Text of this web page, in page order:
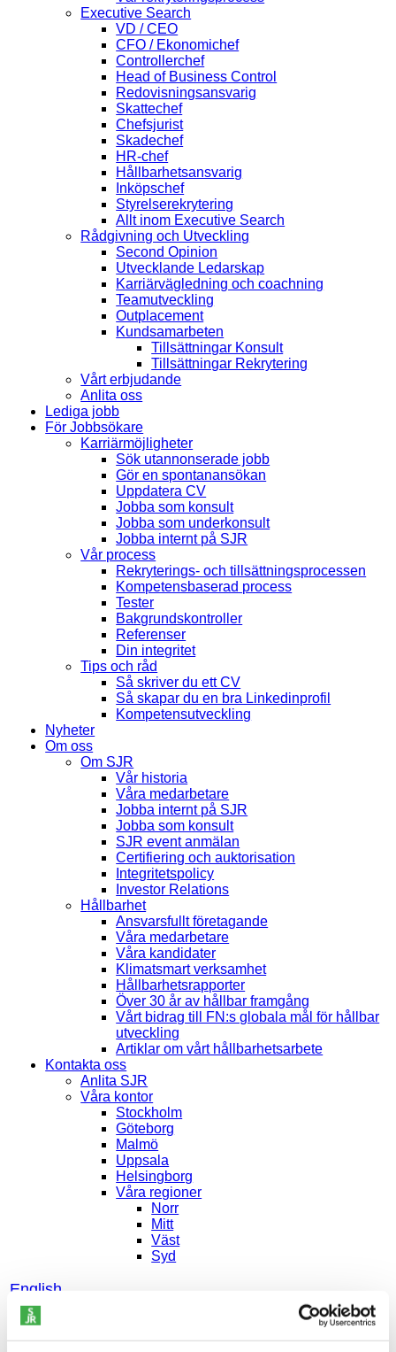
Executive Search
VD / CEO
CFO / Ekonomichef
Controllerchef
Head of Business Control
Redovisningsansvarig
Skattechef
Chefsjurist
Skadechef
HR-chef
Hållbarhetsansvarig
Inköpschef
Styrelserekrytering
Allt inom Executive Search
Rådgivning och Utveckling
Second Opinion
Utvecklande Ledarskap
Karriärvägledning och coachning
Teamutveckling
Outplacement
Kundsamarbeten
Tillsättningar Konsult
Tillsättningar Rekrytering
Vårt erbjudande
Anlita oss
Lediga jobb
För Jobbsökare
Karriärmöjligheter
Sök utannonserade jobb
Gör en spontanansökan
Uppdatera CV
Jobba som konsult
Jobba som underkonsult
Jobba internt på SJR
Vår process
Rekryterings- och tillsättningsprocessen
Kompetensbaserad process
Tester
Bakgrundskontroller
Referenser
Din integritet
Tips och råd
Så skriver du ett CV
Så skapar du en bra Linkedinprofil
Kompetensutveckling
Nyheter
Om oss
Om SJR
Vår historia
Våra medarbetare
Jobba internt på SJR
Jobba som konsult
SJR event anmälan
Certifiering och auktorisation
Integritetspolicy
Investor Relations
Hållbarhet
Ansvarsfullt företagande
Våra medarbetare
Våra kandidater
Klimatsmart verksamhet
Hållbarhetsrapporter
Över 30 år av hållbar framgång
Vårt bidrag till FN:s globala mål för hållbar
utveckling
Artiklar om vårt hållbarhetsarbete
Kontakta oss
Anlita SJR
Våra kontor
Stockholm
Göteborg
Malmö
Uppsala
Helsingborg
Våra regioner
Norr
Mitt
Väst
Syd
English
Svenska